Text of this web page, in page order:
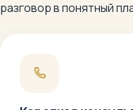
разговор в понятный